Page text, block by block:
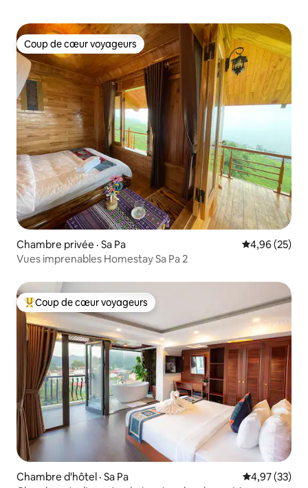
Coup de cœur voyageurs
Coup de cœur voyageurs
Chambre privée · Sa Pa Note
4,96 (25)
Vues imprenables Homestay Sa Pa 2
Coup de cœur voyageurs parmi les plus aimés
Coup de cœur voyageurs
Chambre d'hôtel · Sa Pa Note
4,97 (33)